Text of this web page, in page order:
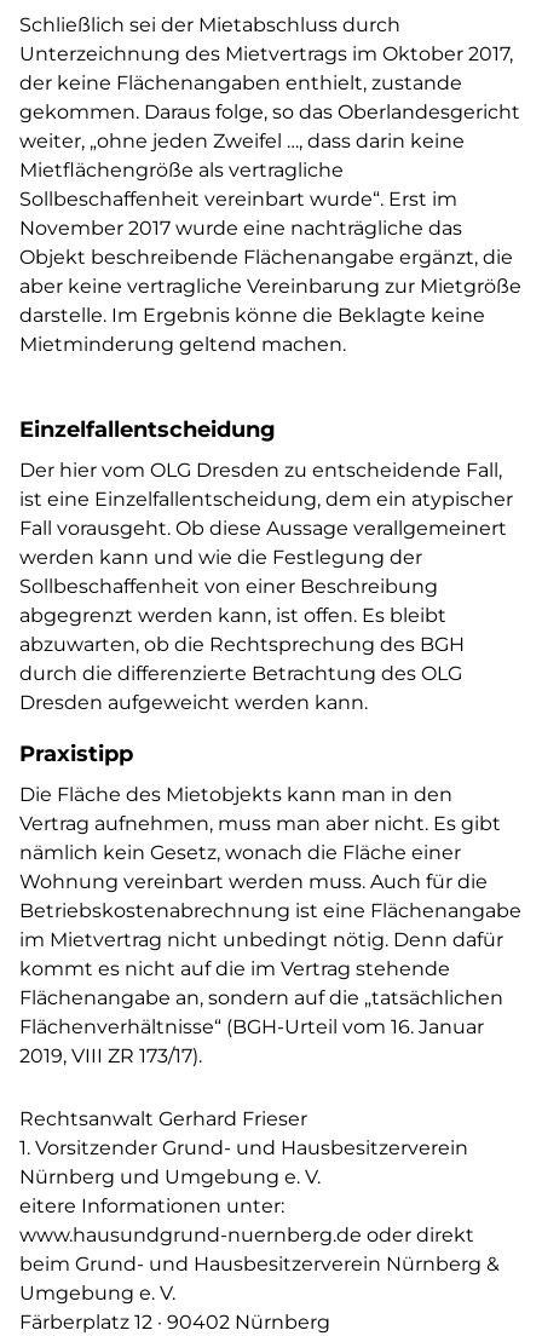
Schließlich sei der Mietabschluss durch
Unterzeichnung des Mietvertrags im Oktober 2017,
der keine Flächenangaben enthielt, zustande
gekommen. Daraus folge, so das Oberlandesgericht
weiter, „ohne jeden Zweifel …, dass darin keine
Mietflächengröße als vertragliche
Sollbeschaffenheit vereinbart wurde“. Erst im
November 2017 wurde eine nachträgliche das
Objekt beschreibende Flächenangabe ergänzt, die
aber keine vertragliche Vereinbarung zur Mietgröße
darstelle. Im Ergebnis könne die Beklagte keine
Mietminderung geltend machen.
Einzelfallentscheidung
Der hier vom OLG Dresden zu entscheidende Fall,
ist eine Einzelfallentscheidung, dem ein atypischer
Fall vorausgeht. Ob diese Aussage verallgemeinert
werden kann und wie die Festlegung der
Sollbeschaffenheit von einer Beschreibung
abgegrenzt werden kann, ist offen. Es bleibt
abzuwarten, ob die Rechtsprechung des BGH
durch die differenzierte Betrachtung des OLG
Dresden aufgeweicht werden kann.
Praxistipp
Die Fläche des Mietobjekts kann man in den
Vertrag aufnehmen, muss man aber nicht. Es gibt
nämlich kein Gesetz, wonach die Fläche einer
Wohnung vereinbart werden muss. Auch für die
Betriebskostenabrechnung ist eine Flächenangabe
im Mietvertrag nicht unbedingt nötig. Denn dafür
kommt es nicht auf die im Vertrag stehende
Flächenangabe an, sondern auf die „tatsächlichen
Flächenverhältnisse“ (BGH-Urteil vom 16. Januar
2019, VIII ZR 173/17).
Rechtsanwalt Gerhard Frieser
1. Vorsitzender Grund- und Hausbesitzerverein
Nürnberg und Umgebung e. V.
eitere Informationen unter:
www.hausundgrund-nuernberg.de oder direkt
beim Grund- und Hausbesitzerverein Nürnberg &
Umgebung e. V.
Färberplatz 12 · 90402 Nürnberg